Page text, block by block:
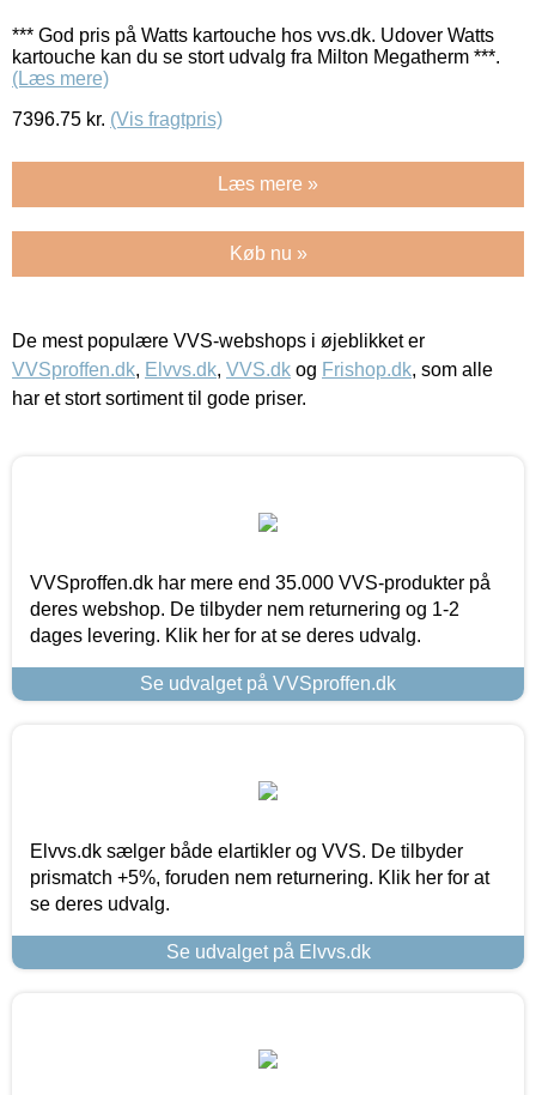
*** God pris på Watts kartouche hos vvs.dk. Udover Watts
kartouche kan du se stort udvalg fra Milton Megatherm ***.
(Læs mere)
7396.75 kr. (Vis fragtpris)
Læs mere »
Køb nu »
De mest populære VVS-webshops i øjeblikket er
VVSproffen.dk, Elvvs.dk, VVS.dk og Frishop.dk, som alle
har et stort sortiment til gode priser.
VVSproffen.dk har mere end 35.000 VVS-produkter på
deres webshop. De tilbyder nem returnering og 1-2
dages levering. Klik her for at se deres udvalg.
Se udvalget på VVSproffen.dk
Elvvs.dk sælger både elartikler og VVS. De tilbyder
prismatch +5%, foruden nem returnering. Klik her for at
se deres udvalg.
Se udvalget på Elvvs.dk